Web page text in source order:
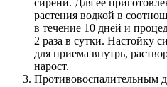
сирени. Для ее
растения водкой в
в течение 10 дней и
2 раза в сутки. Настойку
для приема внутрь,
нарост.
Противовоспалительным